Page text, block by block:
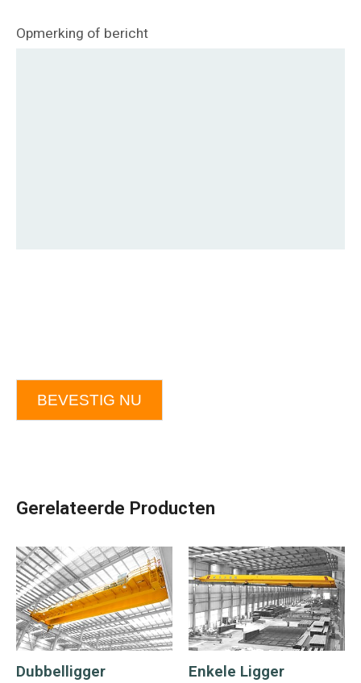
Opmerking of bericht
BEVESTIG NU
Gerelateerde Producten
Dubbelligger
Enkele Ligger